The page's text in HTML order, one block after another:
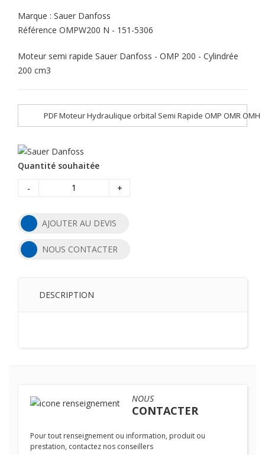
Marque : Sauer Danfoss
Référence OMPW200 N - 151-5306
Moteur semi rapide Sauer Danfoss - OMP 200 - Cylindrée
200 cm3
PDF Moteur Hydraulique orbital Semi Rapide OMP OMR OMH
Quantité souhaitée
-
+
AJOUTER AU DEVIS
NOUS CONTACTER
DESCRIPTION
NOUS
CONTACTER
Pour tout renseignement ou information, produit ou
prestation, contactez nos conseillers